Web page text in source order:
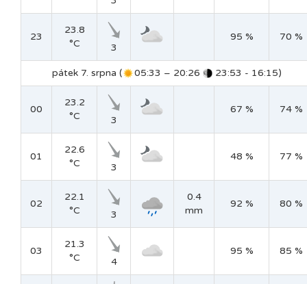
23
23.8
°C
3
95 % 70 %
pátek 7. srpna ( 05:33 – 20:26 23:53 - 16:15)
00
23.2
°C
3
67 % 74 %
01
22.6
°C
3
48 % 77 %
02
22.1
°C
3
0.4
mm
92 % 80 %
03
21.3
°C
4
95 % 85 %